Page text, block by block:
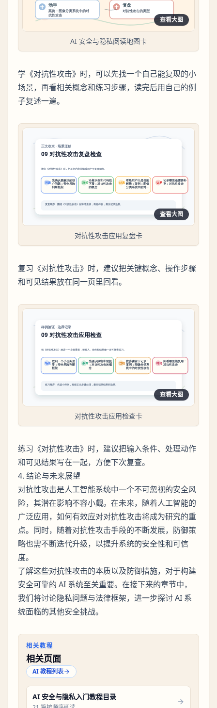
查看大图
AI 安全与隐私阅读地图卡
学《对抗性攻击》时，可以先找一个自己能复现的小
场景，再看相关概念和练习步骤，读完后用自己的例
子复述一遍。
查看大图
对抗性攻击应用复盘卡
复习《对抗性攻击》时，建议把关键概念、操作步骤
和可见结果放在同一页里回看。
查看大图
对抗性攻击应用检查卡
练习《对抗性攻击》时，建议把输入条件、处理动作
和可见结果写在一起，方便下次复查。
4. 结论与未来展望
对抗性攻击是人工智能系统中一个不可忽视的安全风
险，其潜在影响不容小觑。在未来，随着人工智能的
广泛应用，如何有效应对对抗性攻击将成为研究的重
点。同时，随着对抗性攻击手段的不断发展，防御策
略也需不断迭代升级，以提升系统的安全性和可信
度。
了解这些对抗性攻击的本质以及防御措施，对于构建
安全可靠的 AI 系统至关重要。在接下来的章节中，
我们将讨论隐私问题与法律框架，进一步探讨 AI 系
统面临的其他安全挑战。
相关教程
相关页面
AI 教程列表
AI 安全与隐私入门教程目录